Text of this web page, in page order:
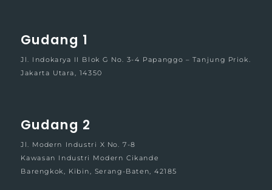
Gudang 1
Jl. Indokarya II Blok G No. 3-4 Papanggo – Tanjung Priok.
Jakarta Utara, 14350
Gudang 2
Jl. Modern Industri X No. 7-8
Kawasan Industri Modern Cikande
Barengkok, Kibin, Serang-Baten, 42185